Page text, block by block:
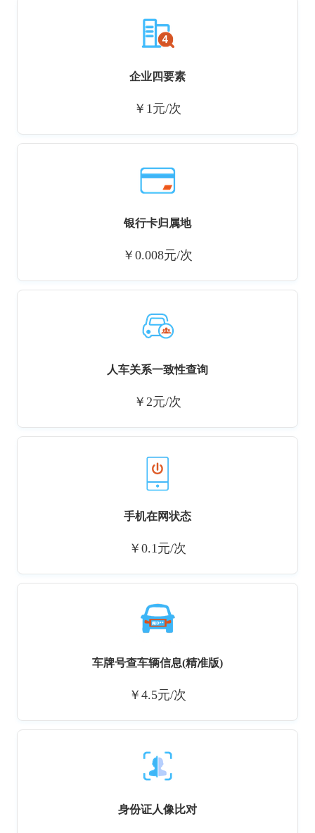
企业四要素
￥1元/次
银行卡归属地
￥0.008元/次
人车关系一致性查询
￥2元/次
手机在网状态
￥0.1元/次
车牌号查车辆信息(精准版)
￥4.5元/次
身份证人像比对